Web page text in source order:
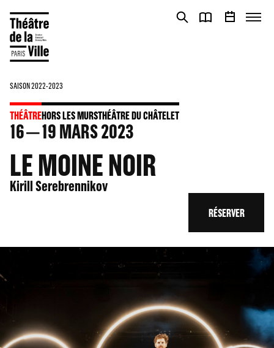
SAISON 2022-2023
THÉÂTREHORS LES MURSTHÉÂTRE DU CHÂTELET
16 19MARS 2023
LE MOINE NOIR
Kirill Serebrennikov
RÉSERVER